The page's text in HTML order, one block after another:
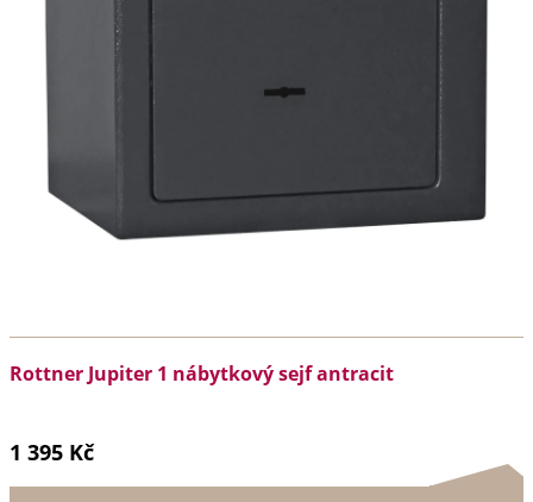
Rottner Jupiter 1 nábytkový sejf antracit
1 395 Kč